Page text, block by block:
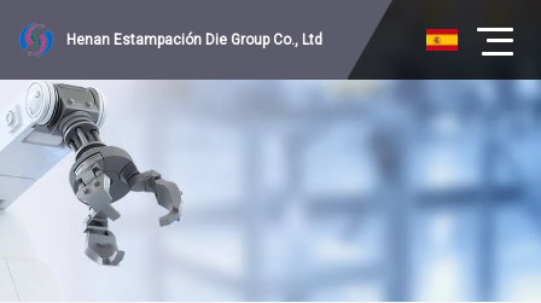
Henan Estampación Die Group Co., Ltd